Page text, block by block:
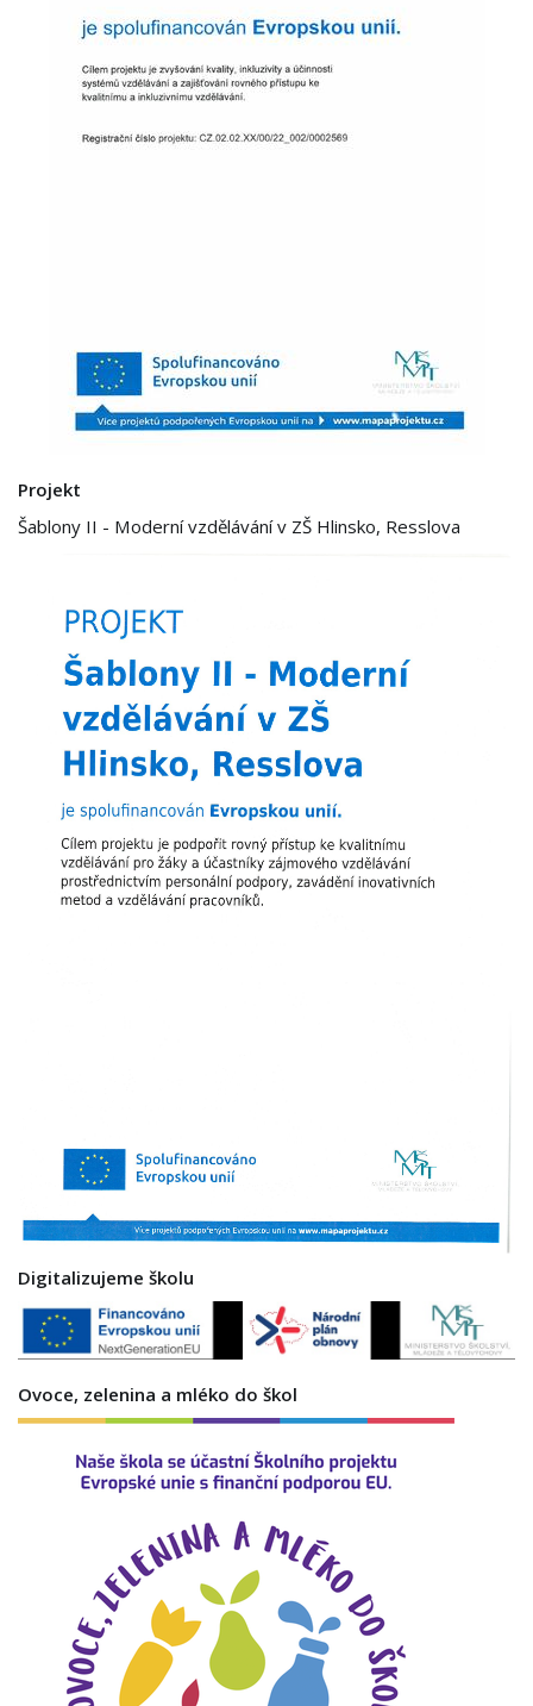
Projekt
Šablony II - Moderní vzdělávání v ZŠ Hlinsko, Resslova
Digitalizujeme školu
Ovoce, zelenina a mléko do škol